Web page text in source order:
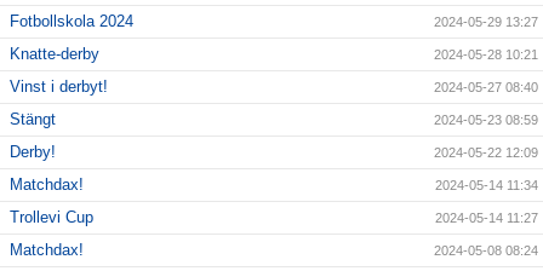
Fotbollskola 2024 2024-05-29 13:27
Knatte-derby 2024-05-28 10:21
Vinst i derbyt! 2024-05-27 08:40
Stängt 2024-05-23 08:59
Derby! 2024-05-22 12:09
Matchdax! 2024-05-14 11:34
Trollevi Cup 2024-05-14 11:27
Matchdax! 2024-05-08 08:24